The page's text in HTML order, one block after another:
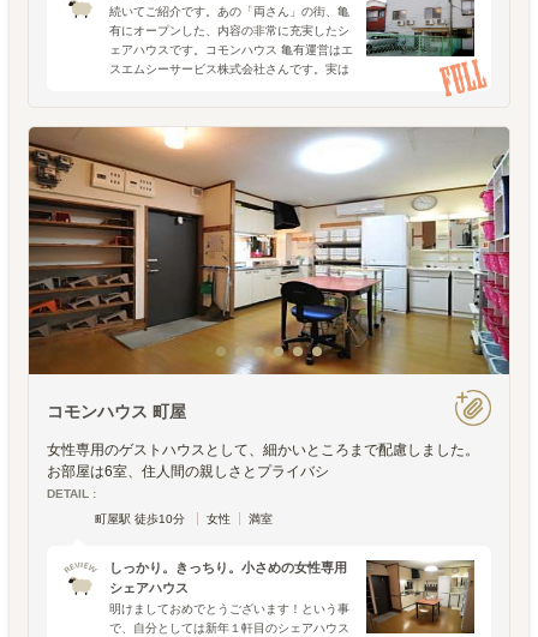
続いてご紹介です。あの「両さん」の街、亀
有にオープンした、内容の非常に充実したシ
ェアハウスです。コモンハウス 亀有運営はエ
スエムシーサービス株式会社さんです。実は
積んだ事業者さんで、 日本人を含めた形での
シェアハウスは今
コモンハウス 町屋
女性専用のゲストハウスとして、細かいところまで配慮しました。
お部屋は6室、住人間の親しさとプライバシ
DETAIL :
町屋駅 徒歩10分
女性 満室
しっかり。きっちり。小さめの女性専用
シェアハウス
明けましておめでとうございます！という事
で、自分としては新年１軒目のシェアハウス